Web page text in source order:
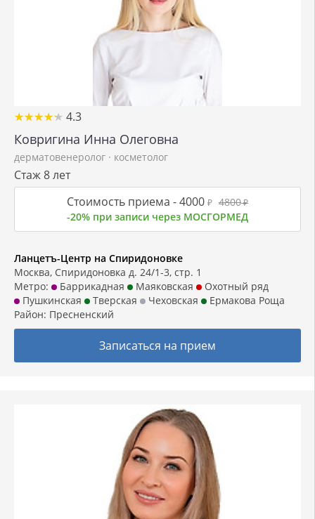
★★★★★
★★★★★ 4.3
Ковригина Инна Олеговна
дерматовенеролог · косметолог
Стаж 8 лет
Стоимость приема -4000 ₽ 4800₽
-20% при записи через МОСГОРМЕД
Ланцетъ-Центр на Спиридоновке
Москва, Спиридоновка д. 24/1-3, стр. 1
Метро:
Баррикадная Маяковская
Охотный ряд
Пушкинская
Тверская Чеховская
Ермакова Роща
Район: Пресненский
Записаться на прием